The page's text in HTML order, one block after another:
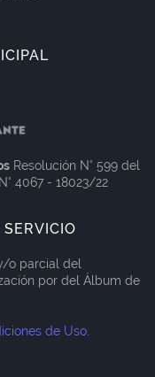
Resolución N° 599 del
4067 - 18023/22
o parcial del
por del Álbum de
de Uso.